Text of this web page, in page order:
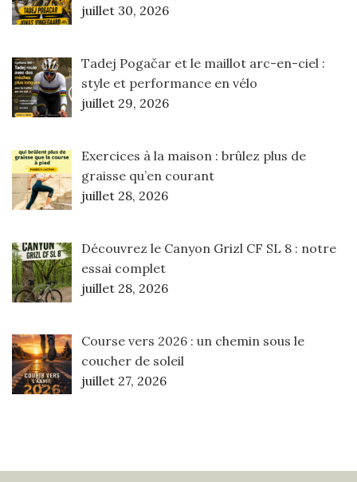
juillet 30, 2026
Tadej Pogačar et le maillot arc-en-ciel :
style et performance en vélo
juillet 29, 2026
Exercices à la maison : brûlez plus de
graisse qu’en courant
juillet 28, 2026
Découvrez le Canyon Grizl CF SL 8 : notre
essai complet
juillet 28, 2026
Course vers 2026 : un chemin sous le
coucher de soleil
juillet 27, 2026